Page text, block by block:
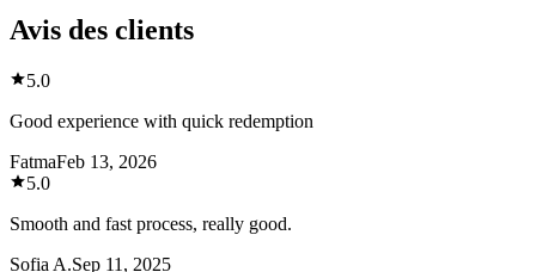
Avis des clients
5.0
Good experience with quick redemption
FatmaFeb 13, 2026
5.0
Smooth and fast process, really good.
Sofia A.Sep 11, 2025